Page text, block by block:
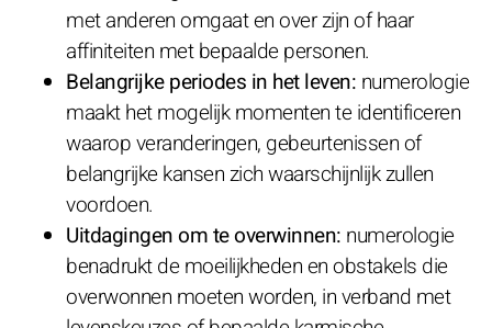
met anderen omgaat en over zijn of haar
affiniteiten met bepaalde personen.
Belangrijke periodes in het leven: numerologie
maakt het mogelijk momenten te identificeren
waarop veranderingen, gebeurtenissen of
belangrijke kansen zich waarschijnlijk zullen
voordoen.
Uitdagingen om te overwinnen: numerologie
benadrukt de moeilijkheden en obstakels die
overwonnen moeten worden, in verband met